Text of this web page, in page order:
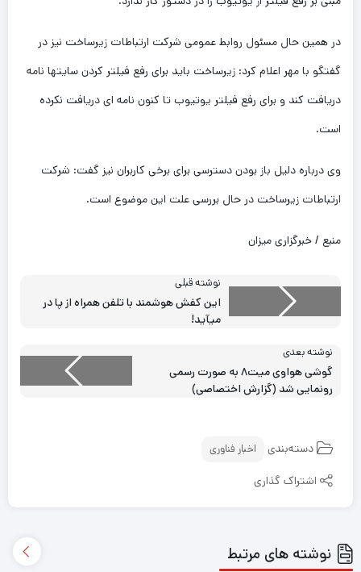
در همین حال مسئول روابط عمومی شرکت ارتباطات زیرساخت نیز در
گفتگو با مهر اعلام کرد: زیرساخت باید برای رفع فیلتر کردن سایتها نامه
دریافت کند و برای رفع فیلتر یوتیوب تا کنون نامه ای دریافت نکرده
است.
وی درباره دلیل باز بودن دسترسی برای برخی کاربران نیز گفت: شرکت
ارتباطات زیرساخت در حال بررسی علت این موضوع است.
منبع / خبرگزاری میزان
نوشته قبلی
این کفش هوشمند با تلفن همراه از پا در
می‎آید!
نوشته بعدی
گوشی هواوی میت۸ به صورت رسمی
رونمایی شد (گزارش اختصاصی)
دسته‌بندی اخبار فناوری
اشتراک گذاری
نوشته های مرتبط